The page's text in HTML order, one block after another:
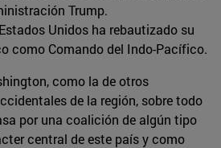
Trump.
Unidos ha rebautizado su
como Comando del Indo-Pacífico.
como la de otros
de la región, sobre todo
por una coalición de algún tipo
central de este país y como